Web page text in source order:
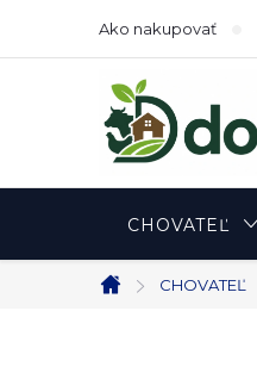
Ako nakupovať
CHOVATEĽ
Domov
CHOVATEĽ